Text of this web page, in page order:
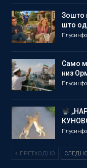
Зошто
што
Плусинфо
Само
низ
Плусинфо
Плусинфо
ПРЕТХОДНО СЛЕДНО